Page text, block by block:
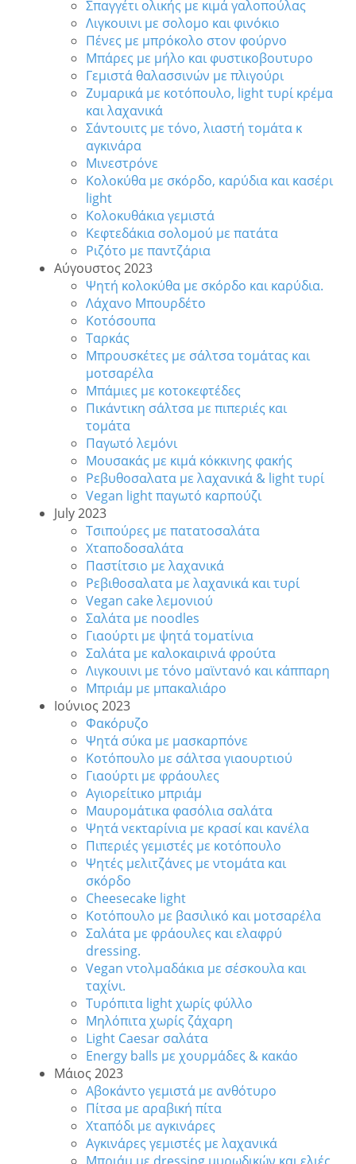
Σπαγγέτι ολικής με κιμά γαλοπούλας
Λιγκουινι με σολομο και φινόκιο
Πένες με μπρόκολο στον φούρνο
Μπάρες με μήλο και φυστικοβουτυρο
Γεμιστά θαλασσινών με πλιγούρι
Ζυμαρικά με κοτόπουλο, light τυρί κρέμα
και λαχανικά
Σάντουιτς με τόνο, λιαστή τομάτα κ
αγκινάρα
Μινεστρόνε
Κολοκύθα με σκόρδο, καρύδια και κασέρι
light
Κολοκυθάκια γεμιστά
Κεφτεδάκια σολομού με πατάτα
Ριζότο με παντζάρια
Αύγουστος 2023
Ψητή κολοκύθα με σκόρδο και καρύδια.
Λάχανο Μπουρδέτο
Κοτόσουπα
Ταρκάς
Μπρουσκέτες με σάλτσα τομάτας και
μοτσαρέλα
Μπάμιες με κοτοκεφτέδες
Πικάντικη σάλτσα με πιπεριές και
τομάτα
Παγωτό λεμόνι
Μουσακάς με κιμά κόκκινης φακής
Ρεβυθοσαλατα με λαχανικά & light τυρί
Vegan light παγωτό καρπούζι
July 2023
Τσιπούρες με πατατοσαλάτα
Χταποδοσαλάτα
Παστίτσιο με λαχανικά
Ρεβιθοσαλατα με λαχανικά και τυρί
Vegan cake λεμονιού
Σαλάτα με noodles
Γιαούρτι με ψητά τοματίνια
Σαλάτα με καλοκαιρινά φρούτα
Λιγκουινι με τόνο μαϊντανό και κάππαρη
Μπριάμ με μπακαλιάρο
Ιούνιος 2023
Φακόρυζο
Ψητά σύκα με μασκαρπόνε
Κοτόπουλο με σάλτσα γιαουρτιού
Γιαούρτι με φράουλες
Αγιορείτικο μπριάμ
Μαυρομάτικα φασόλια σαλάτα
Ψητά νεκταρίνια με κρασί και κανέλα
Πιπεριές γεμιστές με κοτόπουλο
Ψητές μελιτζάνες με ντομάτα και
σκόρδο
Cheesecake light
Κοτόπουλο με βασιλικό και μοτσαρέλα
Σαλάτα με φράουλες και ελαφρύ
dressing.
Vegan ντολμαδάκια με σέσκουλα και
ταχίνι.
Τυρόπιτα light χωρίς φύλλο
Μηλόπιτα χωρίς ζάχαρη
Light Caesar σαλάτα
Energy balls με χουρμάδες & κακάο
Μάιος 2023
Αβοκάντο γεμιστά με ανθότυρο
Πίτσα με αραβική πίτα
Χταπόδι με αγκινάρες
Αγκινάρες γεμιστές με λαχανικά